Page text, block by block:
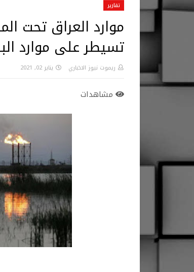
تقارير
موارد العراق تحت
تسيطر على موارد
ريموت نيوز الاخباري يناير 02, 2021
مشاهدات